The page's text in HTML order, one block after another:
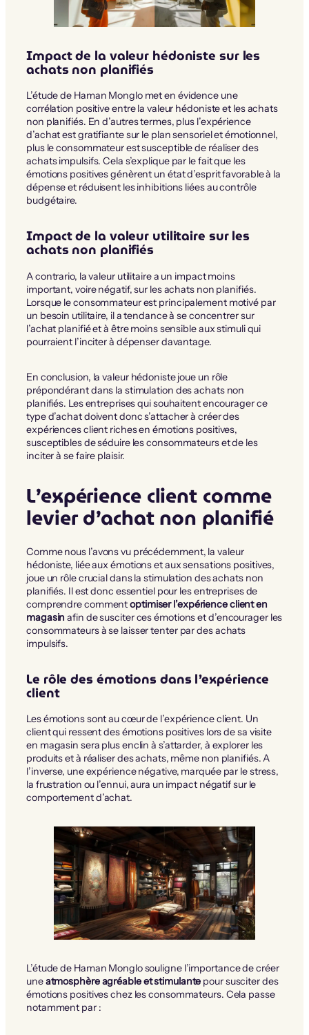
Impact de la valeur hédoniste sur les
achats non planifiés
L’étude de Haman Monglo met en évidence une
corrélation positive entre la valeur hédoniste et les achats
non planifiés. En d’autres termes, plus l’expérience
d’achat est gratifiante sur le plan sensoriel et émotionnel,
plus le consommateur est susceptible de réaliser des
achats impulsifs. Cela s’explique par le fait que les
émotions positives génèrent un état d’esprit favorable à la
dépense et réduisent les inhibitions liées au contrôle
budgétaire.
Impact de la valeur utilitaire sur les
achats non planifiés
A contrario, la valeur utilitaire a un impact moins
important, voire négatif, sur les achats non planifiés.
Lorsque le consommateur est principalement motivé par
un besoin utilitaire, il a tendance à se concentrer sur
l’achat planifié et à être moins sensible aux stimuli qui
pourraient l’inciter à dépenser davantage.
En conclusion, la valeur hédoniste joue un rôle
prépondérant dans la stimulation des achats non
planifiés. Les entreprises qui souhaitent encourager ce
type d’achat doivent donc s’attacher à créer des
expériences client riches en émotions positives,
susceptibles de séduire les consommateurs et de les
inciter à se faire plaisir.
L’expérience client comme
levier d’achat non planifié
Comme nous l’avons vu précédemment, la valeur
hédoniste, liée aux émotions et aux sensations positives,
joue un rôle crucial dans la stimulation des achats non
planifiés. Il est donc essentiel pour les entreprises de
comprendre commentoptimiser l’expérience client en
magasin afin de susciter ces émotions et d’encourager les
consommateurs à se laisser tenter par des achats
impulsifs.
Le rôle des émotions dans l’expérience
client
Les émotions sont au cœur de l’expérience client. Un
client qui ressent des émotions positives lors de sa visite
en magasin sera plus enclin à s’attarder, à explorer les
produits et à réaliser des achats, même non planifiés. A
l’inverse, une expérience négative, marquée par le stress,
la frustration ou l’ennui, aura un impact négatif sur le
comportement d’achat.
L’étude de Haman Monglo souligne l’importance de créer
uneatmosphère agréable et stimulante pour susciter des
émotions positives chez les consommateurs. Cela passe
notamment par :